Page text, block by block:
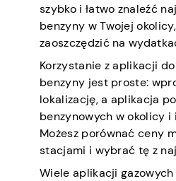
szybko i łatwo znaleźć
benzyny w Twojej
zaoszczędzić na
Korzystanie z aplikacji
benzyny jest proste:
lokalizację, a aplikacja
benzynowych w okolicy i
Możesz porównać ceny
stacjami i wybrać tę z
Wiele aplikacji